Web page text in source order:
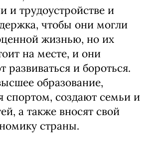
и трудоустройстве и
чтобы они могли
жизнью, но их
на месте, и они
развиваться и бороться.
образование,
спортом, создают семьи и
а также вносят свой
страны.